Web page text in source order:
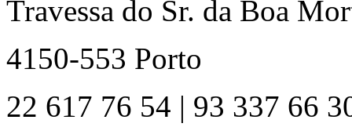
Travessa do Sr. da Boa
4150-553 Porto
22 617 76 54 | 93 337 66